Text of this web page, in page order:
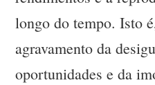
longo do tempo. Isto
agravamento da
oportunidades e da